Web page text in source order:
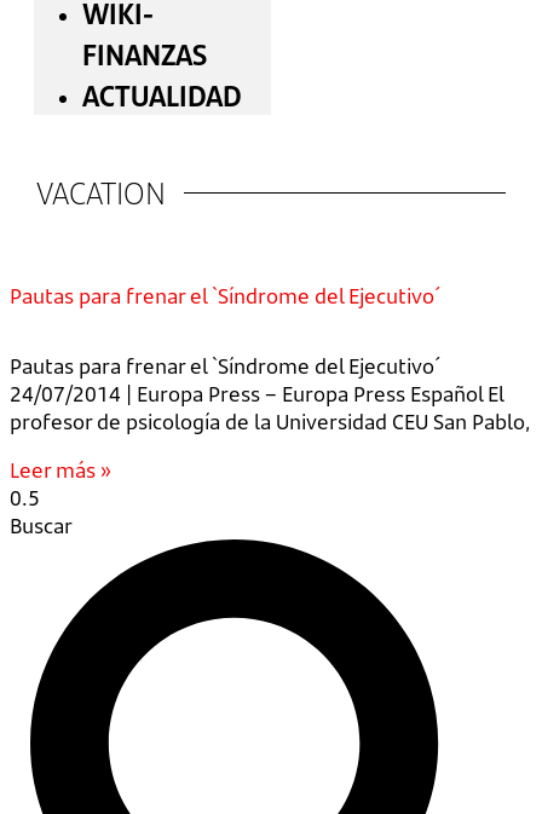
WIKI-
FINANZAS
ACTUALIDAD
VACATION
Pautas para frenar el `Síndrome del Ejecutivo´
Pautas para frenar el `Síndrome del Ejecutivo´
24/07/2014 | Europa Press – Europa Press Español El
profesor de psicología de la Universidad CEU San Pablo,
Leer más »
Buscar